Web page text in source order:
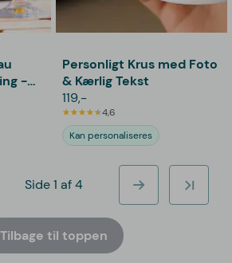
-
Personligt Krus med Foto
& Kærlig Tekst
119,-
4,6
Kan personaliseres
Side 1 af 4
Tilbage til toppen